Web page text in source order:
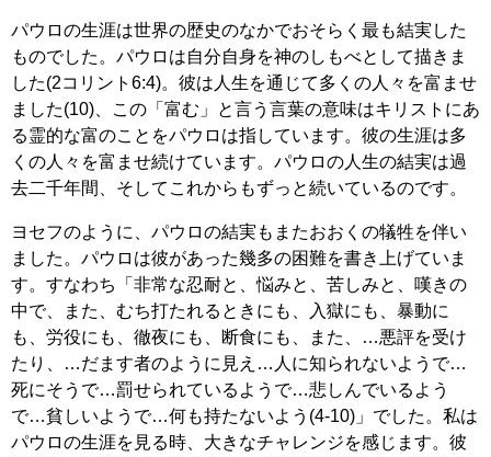
パウロの生涯は世界の歴史のなかでおそらく最も結実した
ものでした。パウロは自分自身を神のしもべとして描きま
した(2コリント6:4)。彼は人生を通じて多くの人々を富ませ
ました(10)、この「富む」と言う言葉の意味はキリストにあ
る霊的な富のことをパウロは指しています。彼の生涯は多
くの人々を富ませ続けています。パウロの人生の結実は過
去二千年間、そしてこれからもずっと続いているのです。
ヨセフのように、パウロの結実もまたおおくの犠牲を伴い
ました。パウロは彼があった幾多の困難を書き上げていま
す。すなわち「非常な忍耐と、悩みと、苦しみと、嘆きの
中で、また、むち打たれるときにも、入獄にも、暴動に
も、労役にも、徹夜にも、断食にも、また、…悪評を受け
たり、…だます者のように見え…人に知られないようで…
死にそうで…罰せられているようで…悲しんでいるよう
で…貧しいようで…何も持たないよう(4-10)」でした。私は
パウロの生涯を見る時、大きなチャレンジを感じます。彼